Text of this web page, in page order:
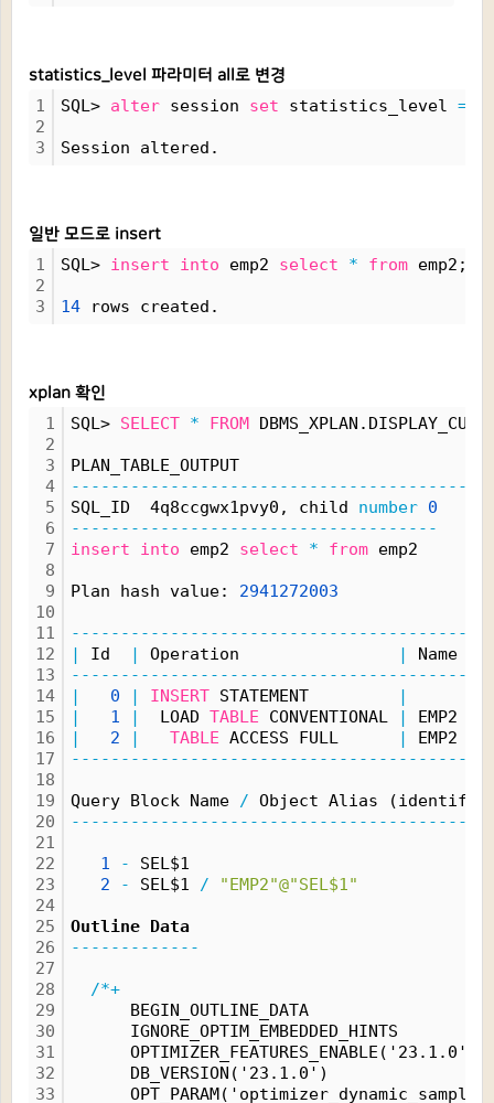
statistics_level 파라미터 all로 변경
1
2
3
SQL> alter session set statistics_level =
Session altered.
일반 모드로 insert
1
2
3
SQL> insert into emp2 select * from emp2;
14 rows created.
xplan 확인
1
2
3
4
5
6
7
8
9
10
11
12
13
14
15
16
17
18
19
20
21
22
23
24
25
26
27
28
29
30
31
32
33
SQL> SELECT * FROM
PLAN_TABLE_OUTPUT
SQL_ID  4q8ccgwx1pvy0, child number 0
-------------------------------------
insert
into emp2 select * from emp2
Plan hash value: 2941272003
|
Id | Operation | Name
|
0 | INSERT STATEMENT |
|
1 | LOAD TABLE CONVENTIONAL | EMP2
|
2 | TABLE ACCESS FULL | EMP2
Query Block Name / Object Alias
1 -
SEL$1
2
- SEL$1 / "EMP2"@"SEL$1"
Outline Data
-------------
/*+
BEGIN_OUTLINE_DATA
IGNORE_OPTIM_EMBEDDED_HINTS
OPTIMIZER_FEATURES_ENABLE('23.1.0')
DB_VERSION('23.1.0')